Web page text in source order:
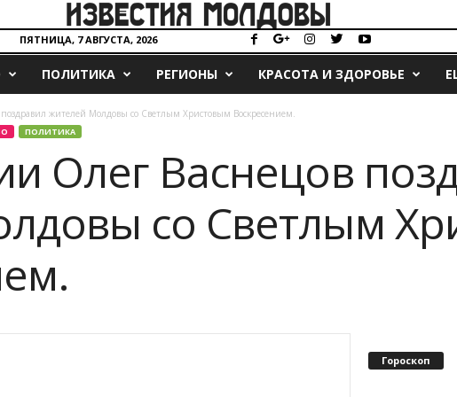
ПЯТНИЦА, 7 АВГУСТА, 2026
ПОЛИТИКА РЕГИОНЫ КРАСОТА И ЗДОРОВЬЕ
поздравил жителей Молдовы со Светлым Христовым Воскресением.
ПОЛИТИКА
Олег Васнецов
со Светлым
Гороскоп